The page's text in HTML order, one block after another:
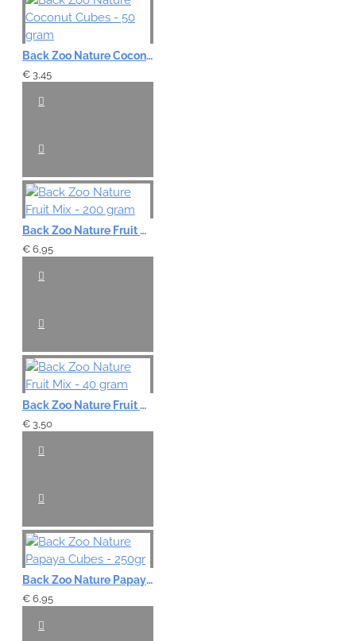
Back Zoo Nature Coconut Cubes - 50 gram
€ 3,45
Back Zoo Nature Fruit Mix - 200 gram
€ 6,95
Back Zoo Nature Fruit Mix - 40 gram
€ 3,50
Back Zoo Nature Papaya Cubes - 250gr
€ 6,95